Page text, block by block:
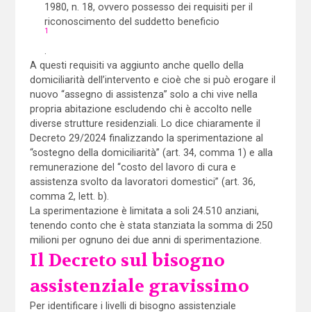
1980, n. 18, ovvero possesso dei requisiti per il
riconoscimento del suddetto beneficio
1
A questi requisiti va aggiunto anche quello della
domiciliarità dell’intervento e cioè che si può erogare il
nuovo “assegno di assistenza” solo a chi vive nella
propria abitazione escludendo chi è accolto nelle
diverse strutture residenziali. Lo dice chiaramente il
Decreto 29/2024 finalizzando la sperimentazione al
“sostegno della domiciliarità” (art. 34, comma 1) e alla
remunerazione del “costo del lavoro di cura e
assistenza svolto da lavoratori domestici” (art. 36,
comma 2, lett. b).
La sperimentazione è limitata a soli 24.510 anziani,
tenendo conto che è stata stanziata la somma di 250
milioni per ognuno dei due anni di sperimentazione.
Il Decreto sul bisogno
assistenziale gravissimo
Per identificare i livelli di bisogno assistenziale